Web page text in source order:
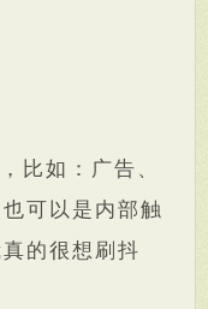
比如：广告、
可以是内部触
的很想刷抖